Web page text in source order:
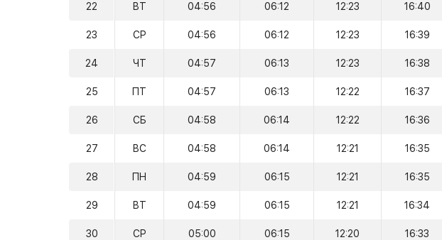
22 ВТ 04:56 06:12 12:23 16:40
23 СР 04:56 06:12 12:23 16:39
24 ЧТ 04:57 06:13 12:23 16:38
25 ПТ 04:57 06:13 12:22 16:37
26 СБ 04:58 06:14 12:22 16:36
27 ВС 04:58 06:14 12:21 16:35
28 ПН 04:59 06:15 12:21 16:35
29 ВТ 04:59 06:15 12:21 16:34
30 СР 05:00 06:15 12:20 16:33